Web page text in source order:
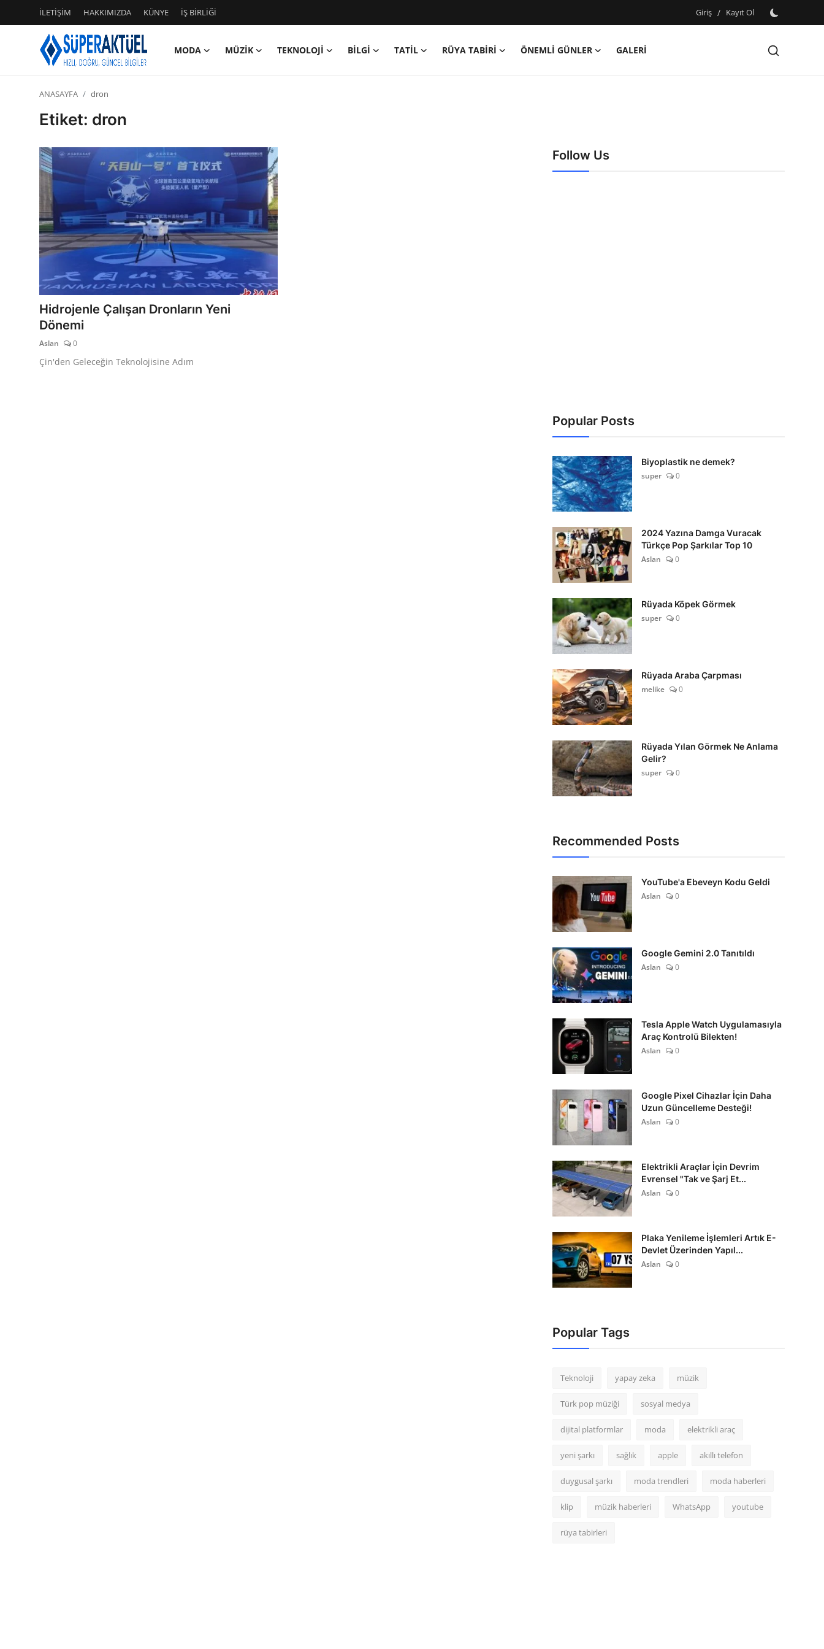
İLETİŞİM HAKKIMIZDA KÜNYE İŞ BİRLİĞİ Giriş / Kayıt Ol
MODA MÜZİK TEKNOLOJİ BİLGİ TATİL RÜYA TABİRİ ÖNEMLİ GÜNLER
GALERİ
Giriş
Kayıt Ol
KÜNYE
İŞ BİRLİĞİ
MÜZİK
TEKNOLOJİ
ANASAYFA dron
Etiket: dron
Hidrojenle Çalışan Dronların Yeni
Dönemi
Aslan 0
Çin'den Geleceğin Teknolojisine Adım
Follow Us
Popular Posts
Biyoplastik ne demek?
super
0
2024 Yazına Damga Vuracak
Türkçe Pop Şarkılar Top 10
Aslan
0
Rüyada Köpek Görmek
super
0
Rüyada Araba Çarpması
melike
0
Rüyada Yılan Görmek Ne Anlama
Gelir?
super
0
Recommended Posts
YouTube'a Ebeveyn Kodu Geldi
Aslan
0
Google Gemini 2.0 Tanıtıldı
Aslan
0
Tesla Apple Watch Uygulamasıyla
Araç Kontrolü Bilekten!
Aslan
0
Google Pixel Cihazlar İçin Daha
Uzun Güncelleme Desteği!
Aslan
0
Elektrikli Araçlar İçin Devrim
Evrensel "Tak ve Şarj Et...
Aslan
0
Plaka Yenileme İşlemleri Artık E-
Devlet Üzerinden Yapıl...
Aslan
0
Popular Tags
Teknoloji yapay zeka müzik
Türk pop müziği sosyal medya
dijital platformlar moda elektrikli araç
yeni şarkı sağlık apple akıllı telefon
duygusal şarkı moda trendleri moda haberleri
klip müzik haberleri WhatsApp youtube
rüya tabirleri